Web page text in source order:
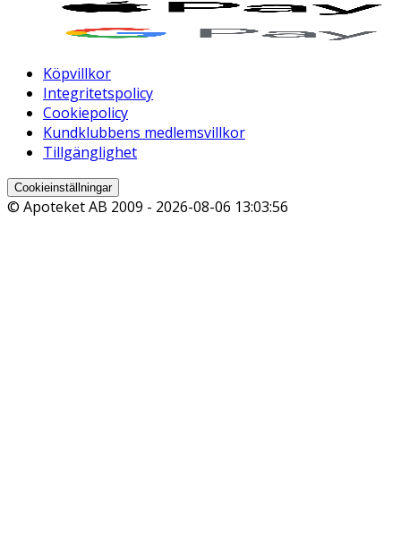
Köpvillkor
Integritetspolicy
Cookiepolicy
Kundklubbens medlemsvillkor
Tillgänglighet
Cookieinställningar
© Apoteket AB 2009 - 2026-08-06 13:03:56